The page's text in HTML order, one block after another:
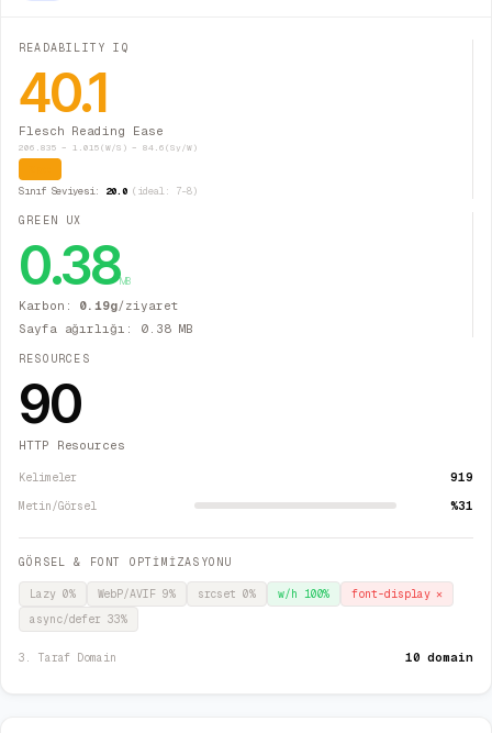
READABILITY IQ
40.1
Flesch Reading Ease
206.835 − 1.015(W/S) − 84.6(Sy/W)
Sınıf Seviyesi: 20.0(ideal: 7–8)
GREEN UX
0.38MB
Karbon: 0.19g/ziyaret
Sayfa ağırlığı: 0.38MB
RESOURCES
90
HTTP Resources
Kelimeler 919
Metin/Görsel %31
GÖRSEL & FONT OPTİMİZASYONU
Lazy 0% WebP/AVIF 9% srcset0% w/h 100% font-display ✕
async/defer33%
3. Taraf Domain 10 domain